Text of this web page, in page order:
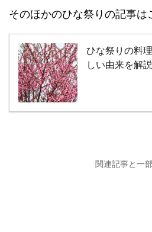
そのほかのひな祭りの記事は
ひな祭りの料
しい由来を解説
関連記事と一